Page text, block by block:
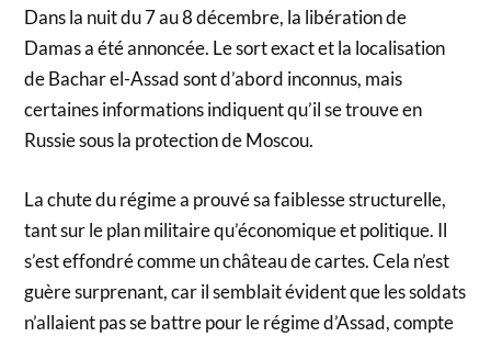
Dans la nuit du 7 au 8 décembre, la libération de
Damas a été annoncée. Le sort exact et la localisation
de Bachar el-Assad sont d’abord inconnus, mais
certaines informations indiquent qu’il se trouve en
Russie sous la protection de Moscou.
La chute du régime a prouvé sa faiblesse structurelle,
tant sur le plan militaire qu’économique et politique. Il
s’est effondré comme un château de cartes. Cela n’est
guère surprenant, car il semblait évident que les soldats
n’allaient pas se battre pour le régime d’Assad, compte